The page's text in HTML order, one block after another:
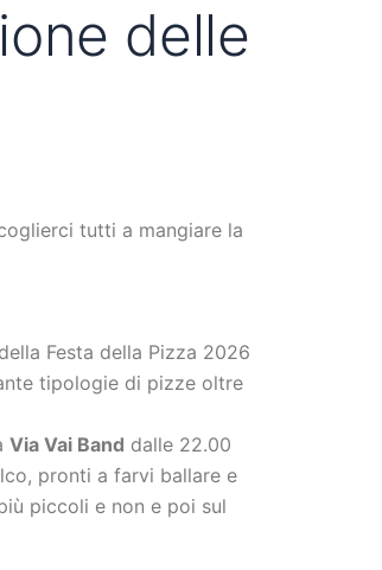
delle
tutti a mangiare la
Festa della Pizza 2026
tipologie di pizze oltre
Via Vai Band dalle 22.00
pronti a farvi ballare e
piccoli e non e poi sul